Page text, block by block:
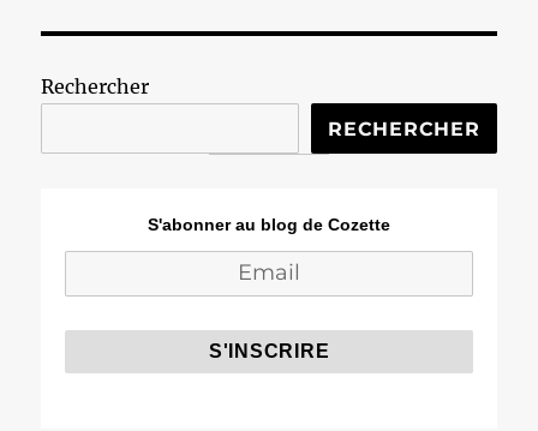
Rechercher
RECHERCHER
S'abonner au blog de Cozette